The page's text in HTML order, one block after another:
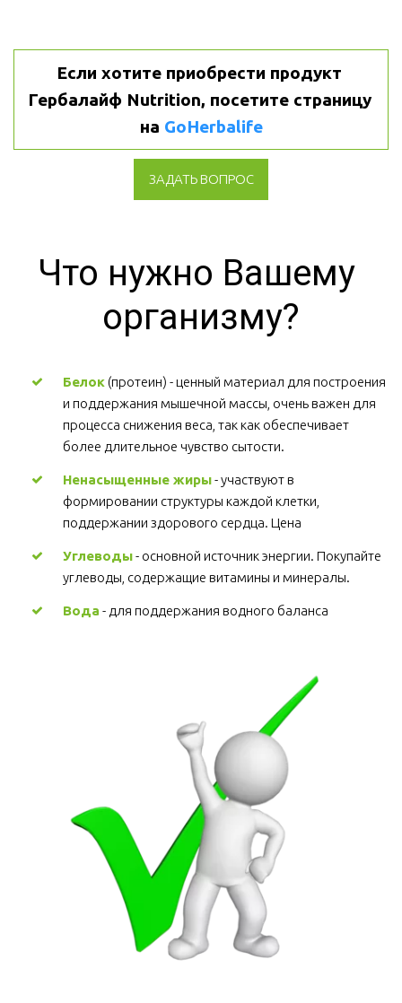
Если хотите приобрести продукт
Гербалайф Nutrition, посетите страницу
на GoHerbalife
ЗАДАТЬ ВОПРОС
Что нужно Вашему
организму?
Белок (протеин) - ценный материал для построения
и поддержания мышечной массы, очень важен для
процесса снижения веса, так как обеспечивает
более длительное чувство сытости.
Ненасыщенные жиры - участвуют в
формировании структуры каждой клетки,
поддержании здорового сердца. Цена
Углеводы - основной источник энергии. Покупайте
углеводы, содержащие витамины и минералы.
Вода - для поддержания водного баланса